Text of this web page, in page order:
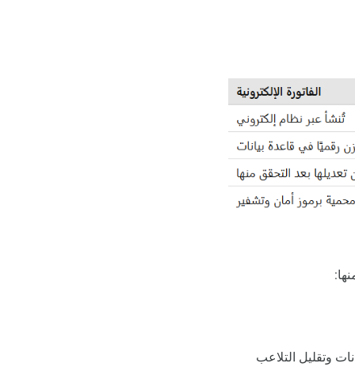
وتقليل التلاعب